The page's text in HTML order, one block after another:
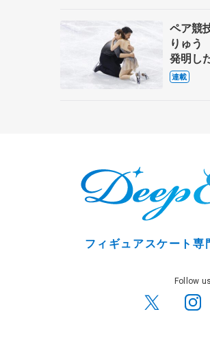
ペア競
りゅう
発明し
連載
フィギュアスケート専
Follow us